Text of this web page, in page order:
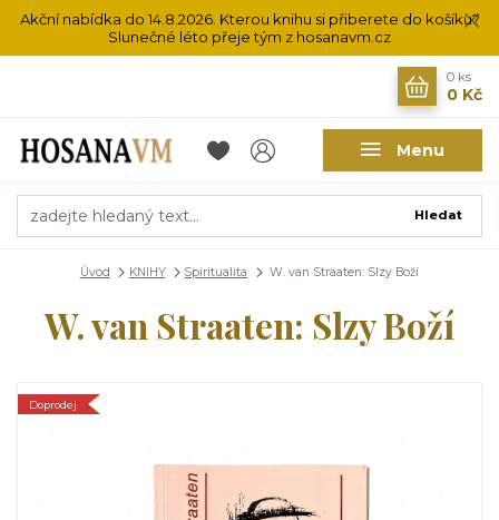
Akční nabídka do 14.8.2026. Kterou knihu si přiberete do košíku?
Slunečné léto přeje tým z hosanavm.cz
Menu
Hledat
0 ks
0 Kč
Úvod KNIHY Spiritualita W. van Straaten: Slzy Boží
W. van Straaten: Slzy Boží
Doprodej